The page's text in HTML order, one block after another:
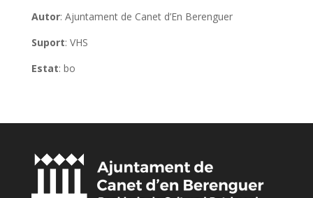
Autor: Ajuntament de Canet d’En Berenguer
Suport: VHS
Estat: bo